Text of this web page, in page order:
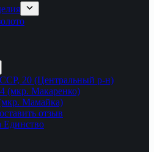
20 (Центральный р-н)
(мкр. Макаренко)
Мамайка)
отзыв
Единство